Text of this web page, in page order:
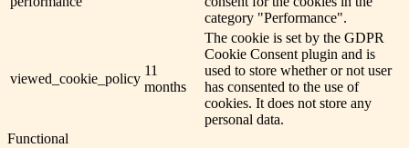
category "Performance".
viewed_cookie_policy
11
months
The cookie is set by the GDPR
Cookie Consent plugin and is
used to store whether or not user
has consented to the use of
cookies. It does not store any
personal data.
Functional